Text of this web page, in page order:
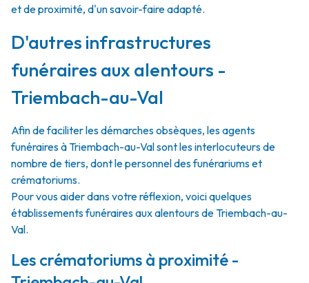
et de proximité, d'un savoir-faire adapté.
D'autres infrastructures
funéraires aux alentours -
Triembach-au-Val
Afin de faciliter les démarches obsèques, les agents
funéraires à Triembach-au-Val sont les interlocuteurs de
nombre de tiers, dont le personnel des funérariums et
crématoriums.
Pour vous aider dans votre réflexion, voici quelques
établissements funéraires aux alentours de Triembach-au-
Val.
Les crématoriums à proximité -